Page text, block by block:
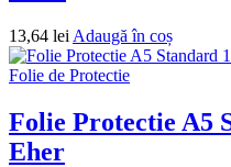
13,64 lei Adaugă în coș
Folie de Protectie
Folie Protectie A5
Eher